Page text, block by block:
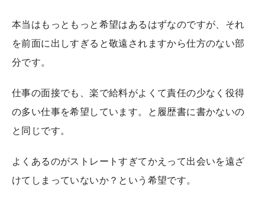
本当はもっともっと希望はあるはずなのですが、それ
を前面に出しすぎると敬遠されますから仕方のない部
分です。
仕事の面接でも、楽で給料がよくて責任の少なく役得
の多い仕事を希望しています。と履歴書に書かないの
と同じです。
よくあるのがストレートすぎてかえって出会いを遠ざ
けてしまっていないか？という希望です。